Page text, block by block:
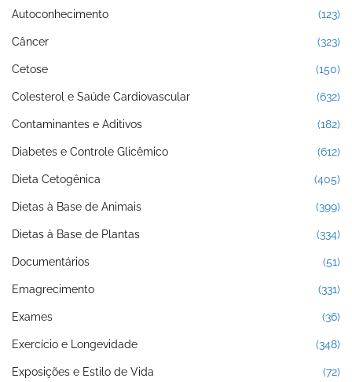
Autoconhecimento (123)
Câncer (323)
Cetose (150)
Colesterol e Saúde Cardiovascular (632)
Contaminantes e Aditivos (182)
Diabetes e Controle Glicêmico (612)
Dieta Cetogênica (405)
Dietas à Base de Animais (399)
Dietas à Base de Plantas (334)
Documentários (51)
Emagrecimento (331)
Exames (36)
Exercício e Longevidade (348)
Exposições e Estilo de Vida (72)